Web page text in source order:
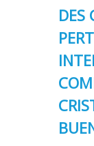
DES